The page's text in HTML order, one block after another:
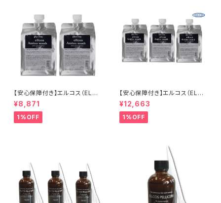
【安心保障付き】エルコス（ELLC
OS） アミノウォッシュ シャンプ
ー 1000ml 1L( 詰替用 ・ リフィ
ル ) 2個セット ヘアケア トリート
メント カラーバター セラップ 美
¥8,871
1%OFF
【安心保障付き】エルコス（ELLC
OS） アミノウォッシュ シャンプ
ー 1000ml 1L( 詰替用 ・ リフィ
ル ) 3個セット ヘアケア トリート
メント カラーバター セラップ 美
¥12,663
1%OFF